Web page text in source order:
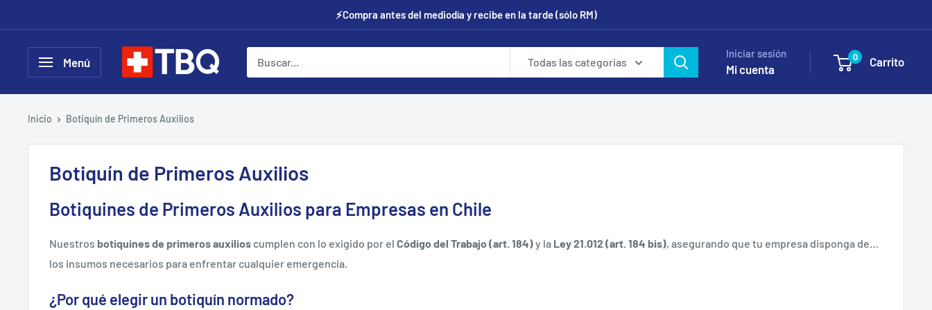
directamente
contenido
⚡Compra antes del mediodía y recibe en la tarde (sólo RM)
Menú tubotiquin.cl Todas las categorias
Iniciar sesión
Mi cuenta
0 Carrito
Inicio Botiquín de Primeros Auxilios
Botiquín de Primeros Auxilios
Botiquines de Primeros Auxilios para Empresas en Chile
Nuestros botiquines de primeros auxilios cumplen con lo exigido por el Código del Trabajo (art. 184)y la Ley 21.012 (art. 184 bis), asegurando que tu empresa disponga de
los insumos necesarios para enfrentar cualquier emergencia.
¿Por qué elegir un botiquín normado?